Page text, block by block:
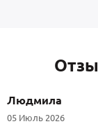
Людмила
05 Июль 2026